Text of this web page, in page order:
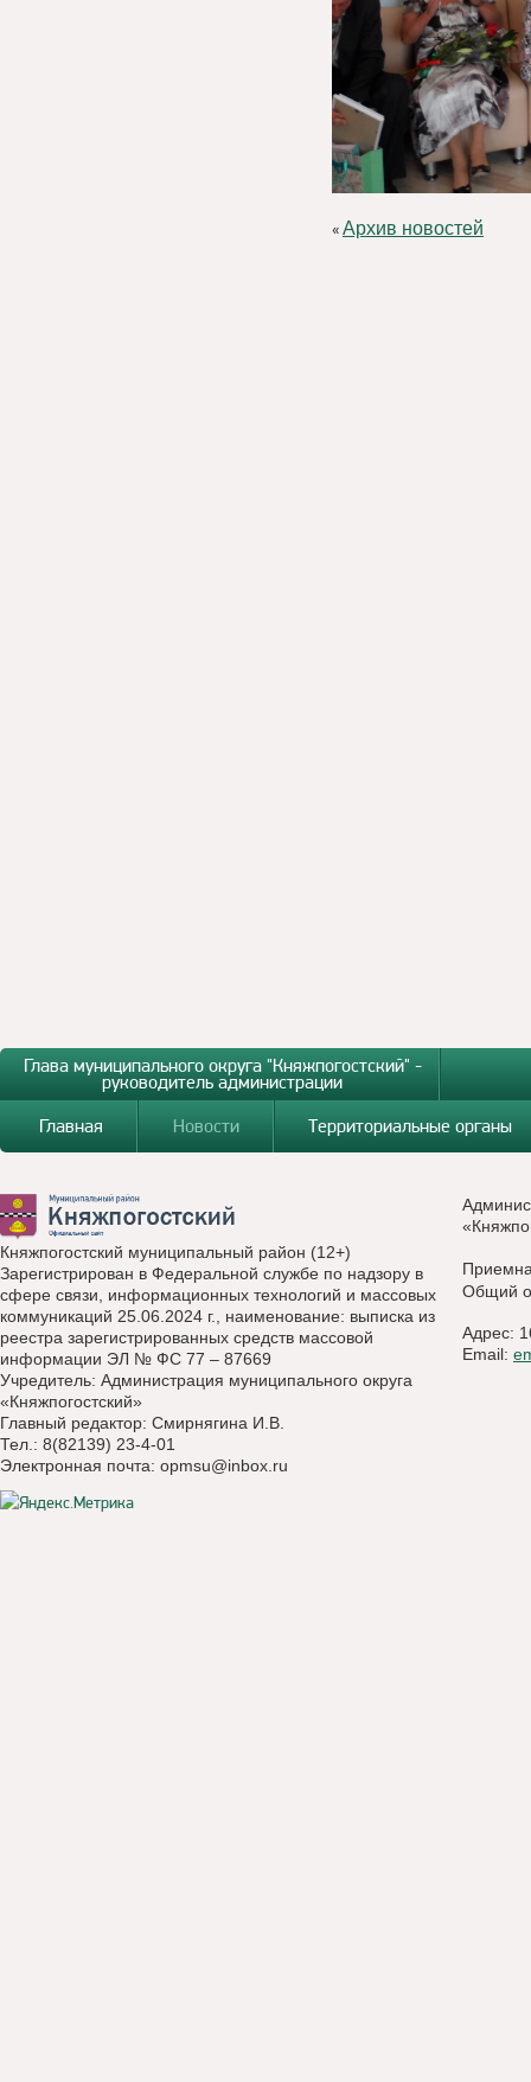
«Архив новостей
Глава муниципального округа "Княжпогостский" -
руководитель администрации
Главная
Новости Территориальные органы
Княжпогостский муниципальный район (12+)
Зарегистрирован в Федеральной службе по надзору в
сфере связи, информационных технологий и массовых
коммуникаций 25.06.2024 г., наименование: выписка из
реестра зарегистрированных средств массовой
информации ЭЛ № ФС 77 – 87669
Учредитель: Администрация муниципального округа
«Княжпогостский»
Главный редактор: Смирнягина И.В.
Тел.: 8(82139) 23-4-01
Электронная почта: opmsu@inbox.ru
Общий
Адрес:
Email: